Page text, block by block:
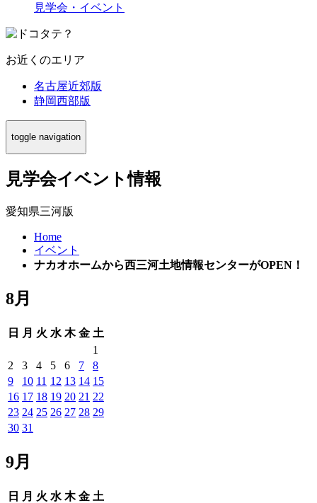
見学会・イベント
お近くのエリア
名古屋近郊版
静岡西部版
toggle navigation
見学会イベント情報
愛知県三河版
Home
イベント
ナカオホームから西三河土地情報センターがOPEN！
8月
日 月 火 水 木 金 土
1
2
3 4 5 6 7
8
9
10 11 12 13 14 15
16 17 18 19 20 21 22
23 24 25 26 27 28 29
30 31
9月
日 月 火 水 木 金 土